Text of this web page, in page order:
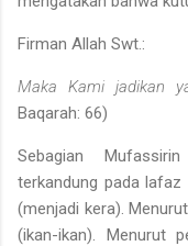
Firman Allah Swt.:
Maka Kami jadikan
Baqarah: 66)
Sebagian
terkandung pada lafaz
(menjadi kera).
(ikan-ikan). Menurut